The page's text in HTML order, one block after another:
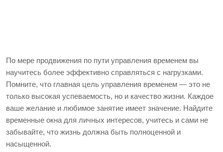
По мере продвижения по пути управления временем вы
научитесь более эффективно справляться с нагрузками.
Помните, что главная цель управления временем — это не
только высокая успеваемость, но и качество жизни. Каждое
ваше желание и любимое занятие имеет значение. Найдите
временные окна для личных интересов, учитесь и сами не
забывайте, что жизнь должна быть полноценной и
насыщенной.